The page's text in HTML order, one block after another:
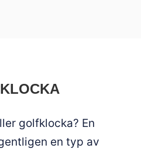
golfklocka? En
en typ av